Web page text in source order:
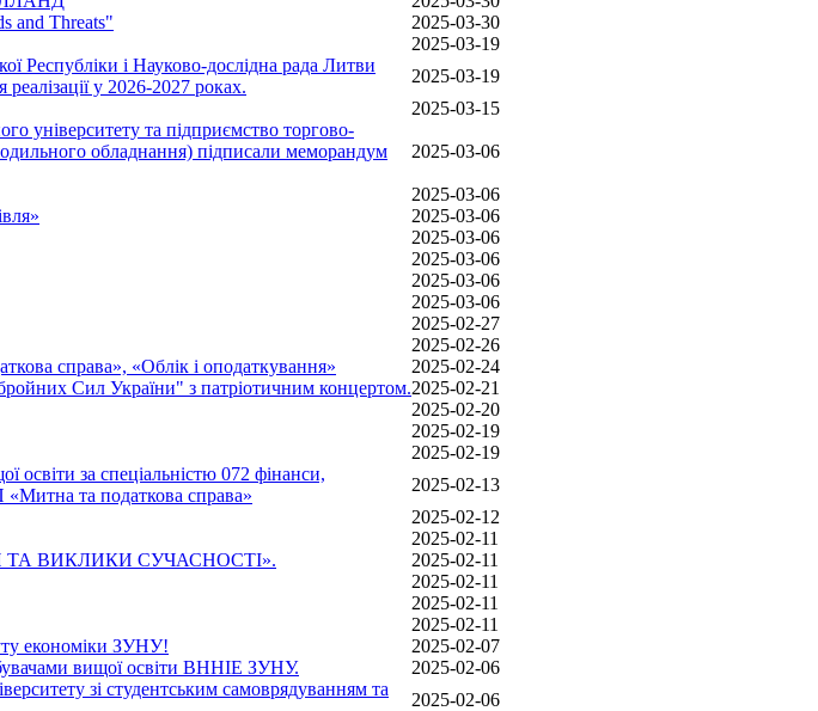
and Threats"
2025-03-30
2025-03-19
Республіки і Науково-дослідна рада Литви
у 2026-2027 роках.
2025-03-19
2025-03-15
університету та підприємство торгово-
обладнання) підписали меморандум
2025-03-06
2025-03-06
2025-03-06
2025-03-06
2025-03-06
2025-03-06
2025-03-06
2025-02-27
2025-02-26
справа», «Облік і оподаткування»
2025-02-24
Сил України" з патріотичним концертом.2025-02-21
2025-02-20
2025-02-19
2025-02-19
освіти за спеціальністю 072 фінанси,
«Митна та податкова справа»
2025-02-13
2025-02-12
2025-02-11
ВИКЛИКИ СУЧАСНОСТІ».
2025-02-11
2025-02-11
2025-02-11
2025-02-11
економіки ЗУНУ!
2025-02-07
вищої освіти ВННІЕ ЗУНУ.
2025-02-06
зі студентським самоврядуванням та
2025-02-06